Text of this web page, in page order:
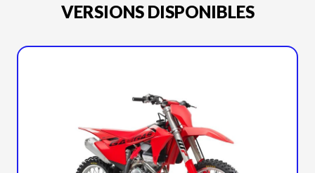
VERSIONS DISPONIBLES